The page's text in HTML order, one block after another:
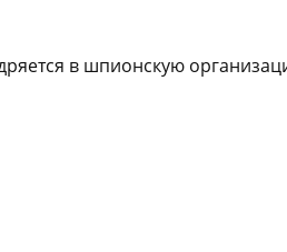
в шпионскую